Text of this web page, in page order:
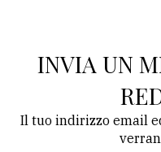
INVIA UN
Il tuo indirizzo email